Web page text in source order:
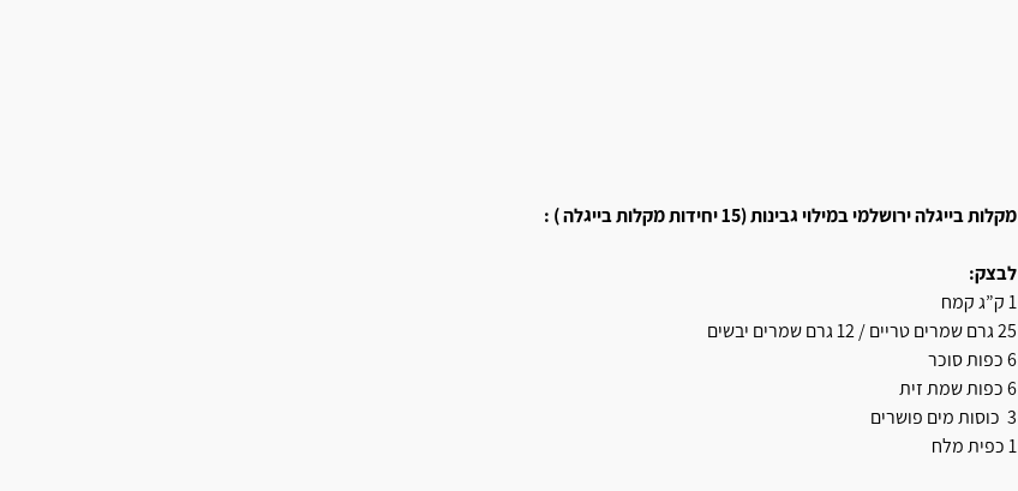
מקלות בייגלה ירושלמי במילוי גבינות (15 יחידות מקלות בייגלה ) :
לבצק:
1 ק”ג קמח
25 גרם שמרים טריים / 12 גרם שמרים יבשים
6 כפות סוכר
6 כפות שמת זית
3 כוסות מים פושרים
1 כפית מלח